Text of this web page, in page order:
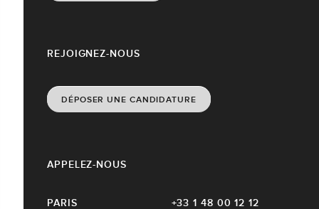
REJOIGNEZ-NOUS
DÉPOSER UNE CANDIDATURE
APPELEZ-NOUS
PARIS
+33 1 48 00 12 12